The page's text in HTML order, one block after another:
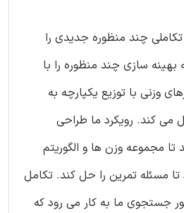
تکاملی چند منظوره جدیدی را
سازی چند منظوره را با
وزنی با توزیع یکپارچه به
می کند. رویکرد ما طراحی
تا مجموعه وزن ها و الگوریتم
مسئله تمرین را حل کند. تکامل
جستجوی ما به کار می رود که